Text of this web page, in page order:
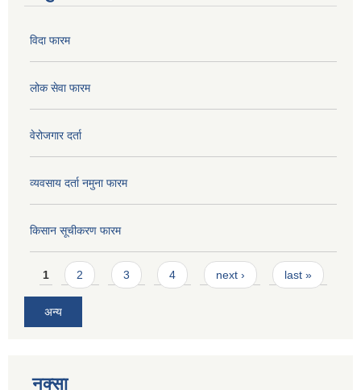
विदा फारम
लोक सेवा फारम
वेरोजगार दर्ता
व्यवसाय दर्ता नमुना फारम
किसान सूचीकरण फारम
Pages
1 2 3 4 next › last »
अन्य
नक्सा